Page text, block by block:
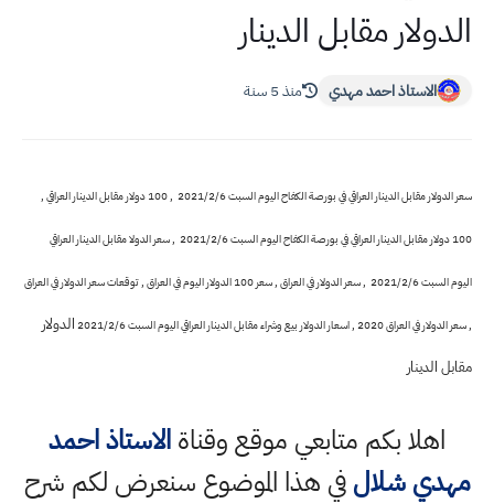
الدولار مقابل الدينار
الاستاذ احمد مهدي منذ 5 سنة
سعر الدولار مقابل الدينار العراقي في بورصة الكفاح اليوم السبت 2021/2/6 , 100 دولار مقابل الدينار العراقي ,
100 دولار مقابل الدينار العراقي في بورصة الكفاح اليوم السبت 2021/2/6 , سعر الدولا مقابل الدينار العراقي
اليوم السبت 2021/2/6 , سعر الدولار في العراق , سعر 100 الدولار اليوم في العراق , توقعات سعر الدولار في العراق
, سعر الدولار في العراق 2020 , اسعار الدولار بيع وشراء مقابل الدينار العراقي اليوم السبت 2021/2/6 الدولار
مقابل الدينار
اهلا بكم متابعي موقع وقناةالاستاذ احمد
مهدي شلالفي هذا الموضوع سنعرض لكم شرح